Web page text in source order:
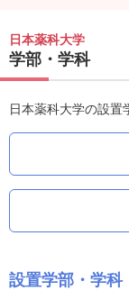
日本薬科大学
学部・学科
日本薬科大学の設置
設置学部・学科